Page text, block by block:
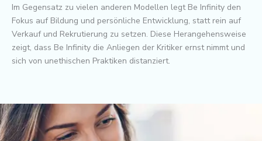
Im Gegensatz zu vielen anderen Modellen legt Be Infinity den
Fokus auf Bildung und persönliche Entwicklung, statt rein auf
Verkauf und Rekrutierung zu setzen. Diese Herangehensweise
zeigt, dass Be Infinity die Anliegen der Kritiker ernst nimmt und
sich von unethischen Praktiken distanziert.